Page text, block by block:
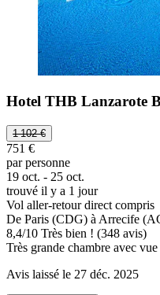
Hotel THB Lanzarote
1 102 €
751 €
par personne
19 oct. - 25 oct.
trouvé il y a 1 jour
Vol aller-retour direct compris
De Paris (CDG) à Arrecife
8,4/10 Très bien ! (348 avis)
Très grande chambre avec
Avis laissé le 27 déc. 2025